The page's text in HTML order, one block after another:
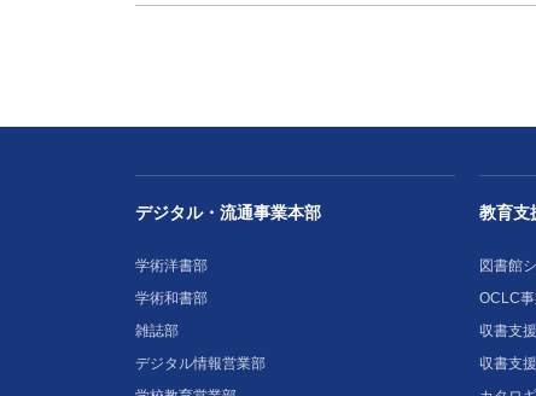
デジタル・流通事業本部
学術洋書部
学術和書部
雑誌部
デジタル情報営業部
教育支
図書館
OCLC
収書支
収書支